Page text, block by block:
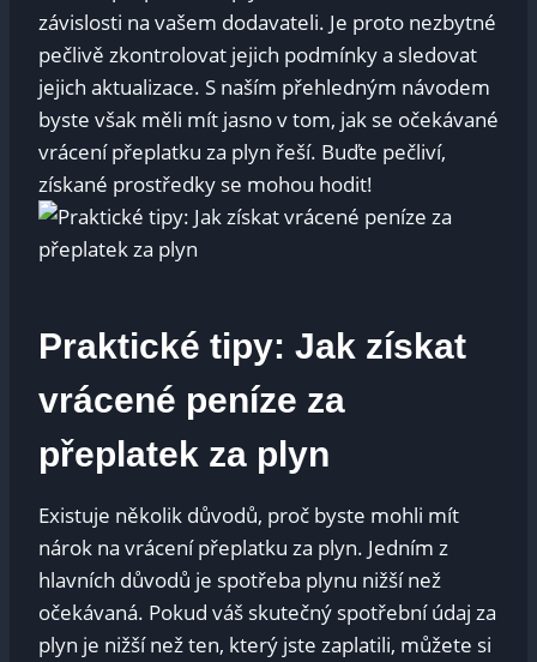
závislosti na vašem ⁣dodavateli. Je proto nezbytné
pečlivě zkontrolovat jejich podmínky‌ a sledovat
jejich‌ aktualizace. S naším přehledným návodem‌
byste však měli mít⁢ jasno v tom, jak se očekávané
vrácení⁢ přeplatku​ za plyn řeší. ⁣Buďte ​pečliví,
⁢získané⁢ prostředky se⁤ mohou ​hodit!
Praktické⁣ tipy: Jak získat
vrácené peníze za
přeplatek za plyn
Existuje několik ⁣důvodů, proč ‌byste ‍mohli mít
nárok na vrácení přeplatku za plyn. Jedním z
hlavních důvodů je‍ spotřeba plynu nižší než
očekávaná. Pokud váš skutečný spotřební‍ údaj ⁣za⁢
plyn je nižší než ten,​ který jste​ zaplatili, můžete si​